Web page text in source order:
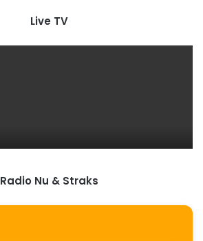
Live TV
Radio Nu & Straks